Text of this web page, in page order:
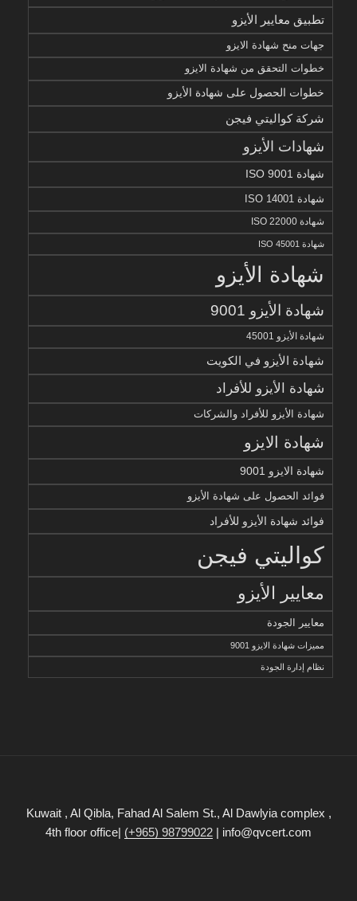
تطبيق معايير الأيزو
جهات منح شهادة الايزو
خطوات التحقق من شهادة الايزو
خطوات الحصول على شهادة الأيزو
شركة كواليتي فيجن
شهادات الأيزو
شهادة ISO 9001
شهادة ISO 14001
شهادة ISO 22000
شهادة ISO 45001
شهادة الأيزو
شهادة الأيزو 9001
شهادة الأيزو 45001
شهادة الأيزو في الكويت
شهادة الأيزو للأفراد
شهادة الأيزو للأفراد والشركات
شهادة الايزو
شهادة الايزو 9001
فوائد الحصول على شهادة الأيزو
فوائد شهادة الأيزو للأفراد
كواليتي فيجن
معايير الأيزو
معايير الجودة
مميزات شهادة الايزو 9001
نظام إدارة الجودة
Kuwait , Al Qibla, Fahad Al Salem St., Al Dawlyia complex ,
4th floor office| (+965) 98799022 | info@qvcert.com